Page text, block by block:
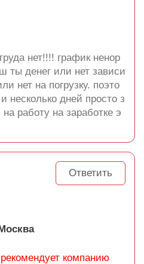
нет!!!! график ненор
ты денег или нет зависи
нет на погрузку. поэто
несколько дней просто з
работу на заработке э
Ответить
компанию